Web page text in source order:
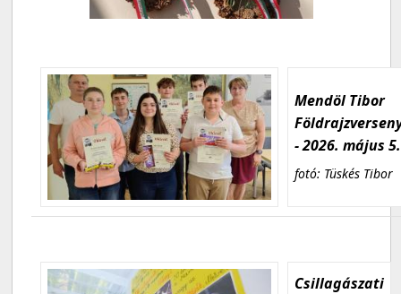
Mendöl Tibor
- 2026. május 5.
fotó: Tüskés Tibor
Csillagászati